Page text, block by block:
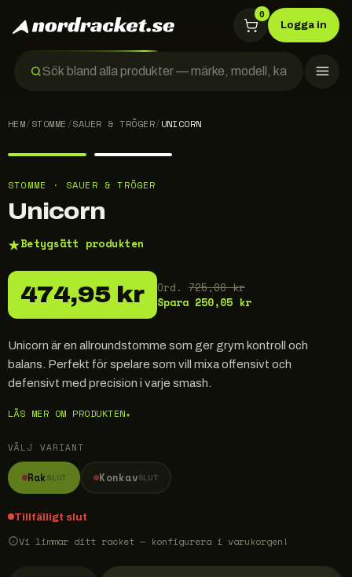
0
Logga in
HEM/STOMME /SAUER & TRÖGER/UNICORN
STOMME · SAUER & TRÖGER
Unicorn
★Betygsätt produkten
474,95 kr Ord.725,00 kr
Spara 250,05 kr
Unicorn är en allroundstomme som ger grym kontroll och
balans. Perfekt för spelare som vill mixa offensivt och
defensivt med precision i varje smash.
LÄS MER OM PRODUKTEN▾
VÄLJ VARIANT
RakSLUT KonkavSLUT
Tillfälligt slut
Vi limmar ditt racket — konfigurera i varukorgen!